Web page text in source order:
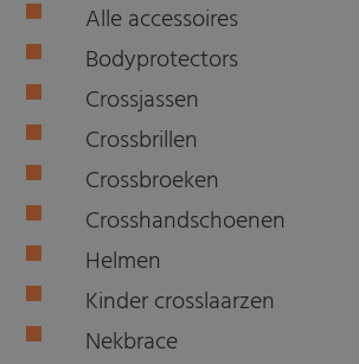
Alle accessoires
Bodyprotectors
Crossjassen
Crossbrillen
Crossbroeken
Crosshandschoenen
Helmen
Kinder crosslaarzen
Nekbrace